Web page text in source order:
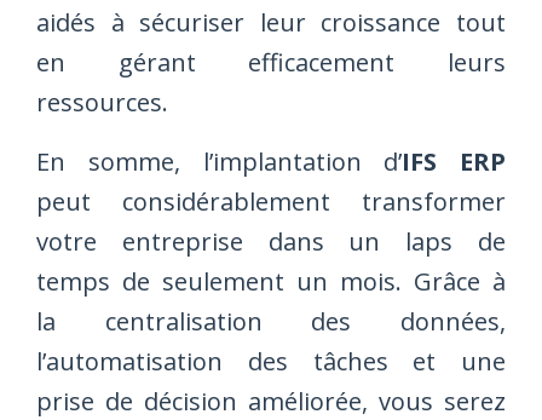
aidés à sécuriser leur croissance tout
en gérant efficacement leurs
ressources.
En somme, l’implantation d’IFS ERP
peut considérablement transformer
votre entreprise dans un laps de
temps de seulement un mois. Grâce à
la centralisation des données,
l’automatisation des tâches et une
prise de décision améliorée, vous serez